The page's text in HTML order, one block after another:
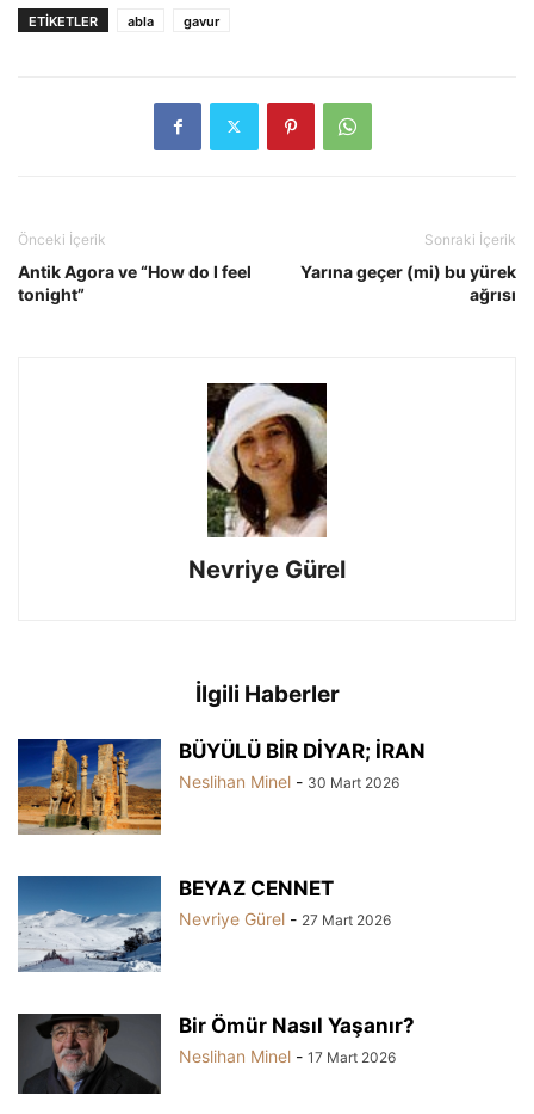
ETIKETLER abla gavur
Önceki İçerik
Antik Agora ve “How do I feel
tonight”
Sonraki İçerik
Yarına geçer (mi) bu yürek
ağrısı
Nevriye Gürel
İlgili Haberler
BÜYÜLÜ BİR DİYAR; İRAN
Neslihan Minel - 30 Mart 2026
BEYAZ CENNET
Nevriye Gürel - 27 Mart 2026
Bir Ömür Nasıl Yaşanır?
Neslihan Minel - 17 Mart 2026